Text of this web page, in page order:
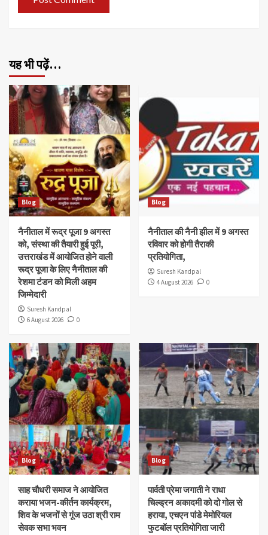
यह भी पढ़ें…
Blog
नैनीताल में रूद्र पूजा 9 अगस्त
को, संस्था की तैयारी हुई पूरी,
उत्तराखंड में आयोजित होने वाली
रूद्र पूजा के लिए नैनीताल की
रेशमा टंडन को मिली अहम
जिम्मेदारी
Suresh Kandpal
6 August 2026
0
Blog
नैनीताल की नैनी झील में 9 अगस्त
रविवार को होगी तैराकी
प्रतियोगिता,
Suresh Kandpal
4 August 2026
0
Blog
साह चौधरी समाज ने आयोजित
कराया भजन-कीर्तन कार्यक्रम,
शिव के भजनों से गूंज उठा श्री राम
सेवक सभा भवन
Blog
पार्वती प्रेमा जगाती ने राधा
चिल्ड्रन अकादमी को दो गोल से
हराया, एचएन पांडे मेमोरियल
फुटबॉल प्रतियोगिता जारी